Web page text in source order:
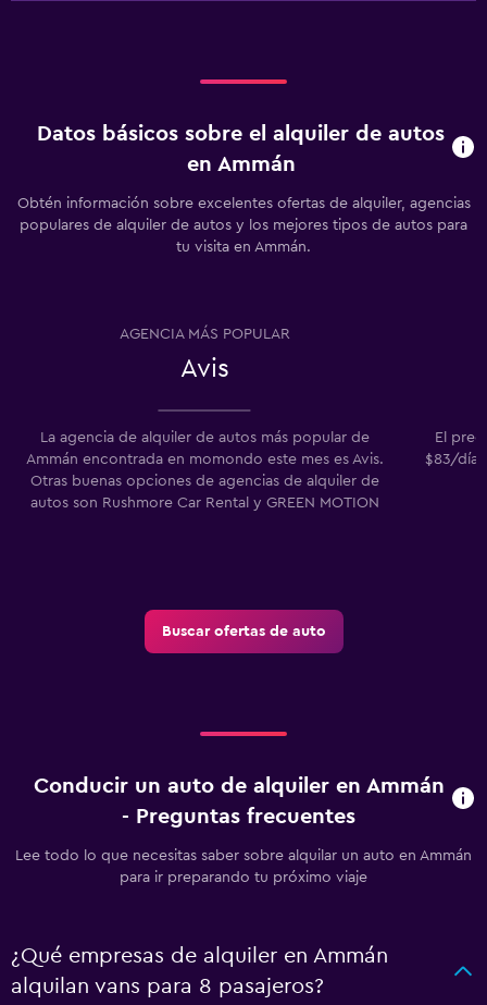
Datos básicos sobre el alquiler de autos
en Ammán
Obtén información sobre excelentes ofertas de alquiler, agencias
populares de alquiler de autos y los mejores tipos de autos para
tu visita en Ammán.
AGENCIA MÁS POPULAR
Avis
La agencia de alquiler de autos más popular de
Ammán encontrada en momondo este mes es Avis.
Otras buenas opciones de agencias de alquiler de
autos son Rushmore Car Rental y GREEN MOTION
El
$83/día.
Buscar ofertas de auto
Conducir un auto de alquiler en Ammán
- Preguntas frecuentes
Lee todo lo que necesitas saber sobre alquilar un auto en Ammán
para ir preparando tu próximo viaje
¿Qué empresas de alquiler en Ammán
alquilan vans para 8 pasajeros?